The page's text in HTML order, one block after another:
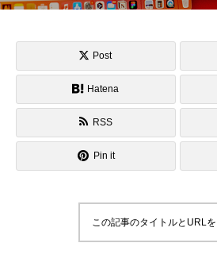
Post
Hatena
RSS
Pin it
この記事のタイトルとURL